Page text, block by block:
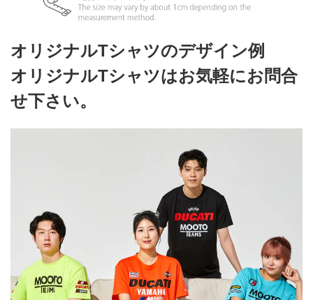
オリジナルTシャツのデザイン例
オリジナルTシャツはお気軽にお問合
せ下さい。